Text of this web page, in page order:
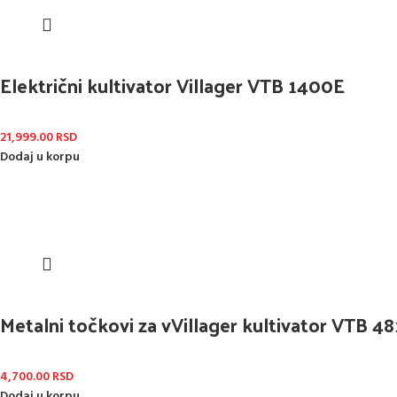
Električni kultivator Villager VTB 1400E
21,999.00RSD
Dodaj u korpu
Metalni točkovi za vVillager kultivator VTB
4,700.00RSD